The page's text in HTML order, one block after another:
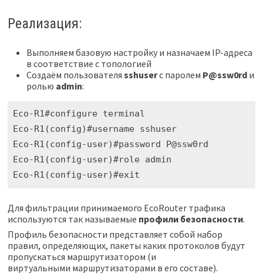
Реализация:
Выполняем базовую настройку и назначаем IP-адреса
в соответствие с топологией
Создаём пользователя sshuserc паролем P@ssw0rd и
ролью admin:
Eco-R1#configure terminal
Eco-R1(config)#username sshuser
Eco-R1(config-user)#password P@ssw0rd
Eco-R1(config-user)#role admin
Eco-R1(config-user)#exit
Для фильтрации принимаемого EcoRouter трафика
используются так называемые профили безопасности.
Профиль безопасности представляет собой набор
правил, определяющих, пакеты каких протоколов будут
пропускаться маршрутизатором (и
виртуальными маршрутизаторами в его составе).